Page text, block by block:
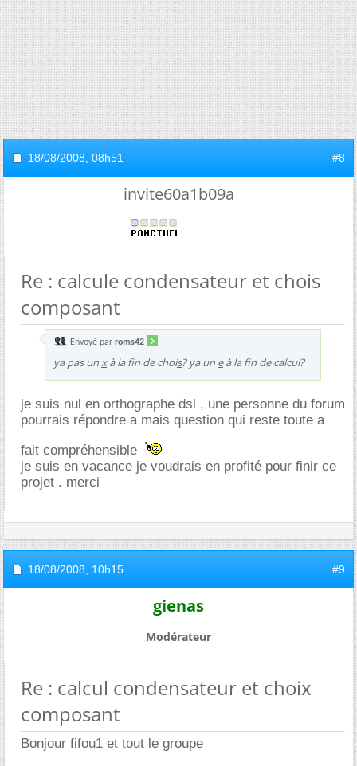
18/08/2008, 08h51 #8
invite60a1b09a
Re : calcule condensateur et chois
composant
Envoyé par roms42
ya pas unxà la fin de chois? ya un eà la fin de calcul?
je suis nul en orthographe dsl , une personne du forum
pourrais répondre a mais question qui reste toute a
fait compréhensible
je suis en vacance je voudrais en profité pour finir ce
projet . merci
18/08/2008, 10h15 #9
gienas
Modérateur
Re : calcul condensateur et choix
composant
Bonjour fifou1 et tout le groupe